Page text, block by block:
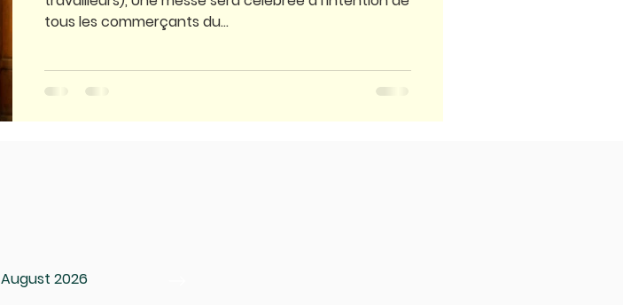
tous les commerçants du...
August 2026